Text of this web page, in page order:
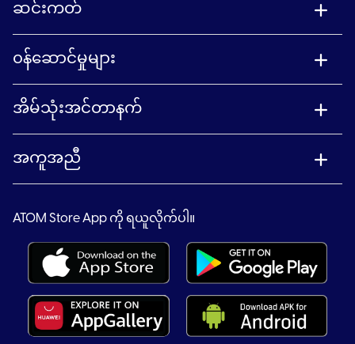
ဆင်းကတ်
၀န်ဆောင်မှုများ
အိမ်သုံးအင်တာနက်
အကူအညီ
ATOM Store App ကို ရယူလိုက်ပါ။